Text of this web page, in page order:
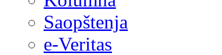
Saopštenja
e-Veritas